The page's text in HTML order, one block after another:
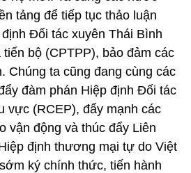
tảng để tiếp tục thảo luận
Đối tác xuyên Thái Bình
bộ (CPTPP), bảo đảm các
Chúng ta cũng đang cùng các
đàm phán Hiệp định Đối tác
vực (RCEP), đẩy mạnh các
vận động và thúc đẩy Liên
định thương mại tự do Việt
ký chính thức, tiến hành